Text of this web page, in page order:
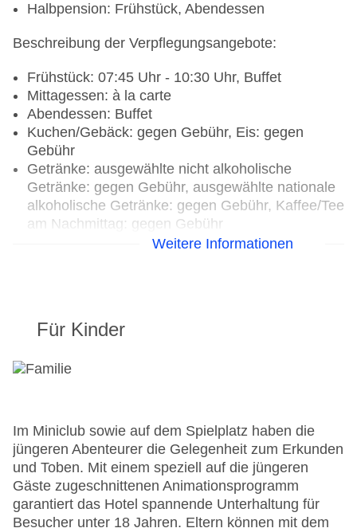
Halbpension: Frühstück, Abendessen
Beschreibung der Verpflegungsangebote:
Frühstück: 07:45 Uhr - 10:30 Uhr, Buffet
Mittagessen: à la carte
Abendessen: Buffet
Kuchen/Gebäck: gegen Gebühr, Eis: gegen
Gebühr
Getränke: ausgewählte nicht alkoholische
Getränke: gegen Gebühr, ausgewählte nationale
alkoholische Getränke: gegen Gebühr, Kaffee/Tee
am Nachmittag: gegen Gebühr
Gerichte: ohne Gebühr, Vollwertkost: ohne
Kinderhochstuhl
Bistro: gegen Gebühr
Angemessene Kleidung erwünscht: Lange Hosen
sind für Herren beim Abendessen Pflicht.
Weitere Informationen
Für Kinder
Im Miniclub sowie auf dem Spielplatz haben die
jüngeren Abenteurer die Gelegenheit zum Erkunden
und Toben. Mit einem speziell auf die jüngeren
Gäste zugeschnittenen Animationsprogramm
garantiert das Hotel spannende Unterhaltung für
Besucher unter 18 Jahren. Eltern können mit dem